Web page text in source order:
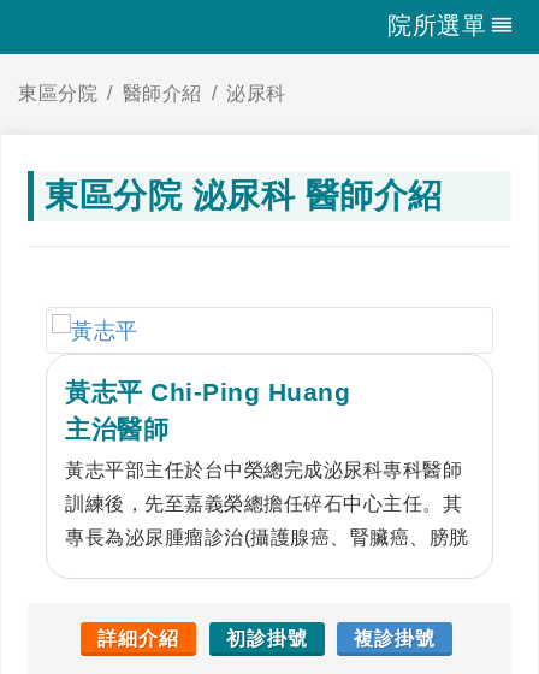
院所選單
東區分院 醫師介紹 泌尿科
東區分院 泌尿科 醫師介紹
黃志平 Chi-Ping Huang
主治醫師
黃志平部主任於台中榮總完成泌尿科專科醫師
訓練後，先至嘉義榮總擔任碎石中心主任。其
專長為泌尿腫瘤診治(攝護腺癌、腎臟癌、膀胱
經驗豐富，累積逾2000例經驗。曾至美國俄亥
詳細介紹 初診掛號 複診掛號